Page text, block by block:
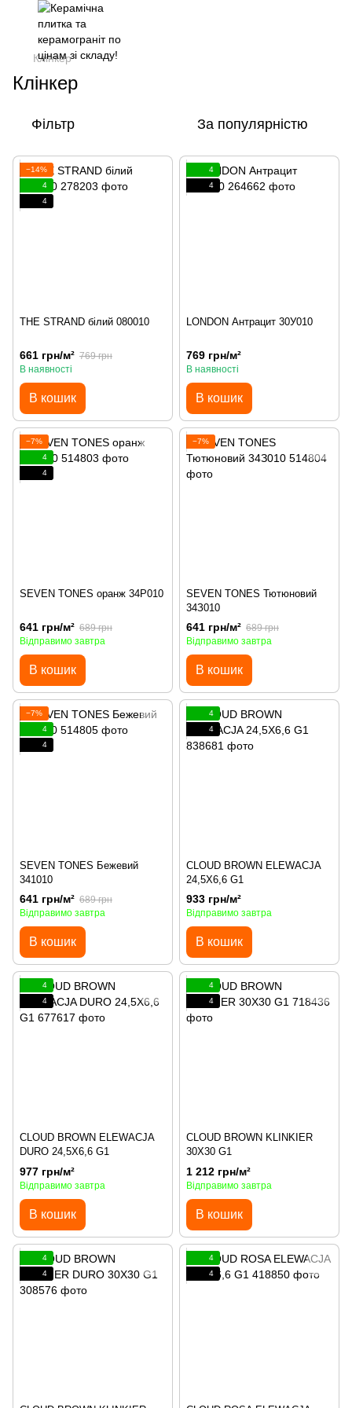
Клінкер
Клінкер
Фільтр За популярністю
−14%
4
4
THE STRAND білий 080010
661 грн/м² 769 грн
В наявності
В кошик
4
4
LONDON Антрацит 30У010
769 грн/м²
В наявності
В кошик
−7%
4
4
SEVEN TONES оранж 34Р010
641 грн/м² 689 грн
Відправимо завтра
В кошик
−7%
SEVEN TONES Тютюновий
34З010
641 грн/м² 689 грн
Відправимо завтра
В кошик
−7%
4
4
SEVEN TONES Бежевий
341010
641 грн/м² 689 грн
Відправимо завтра
В кошик
4
4
CLOUD BROWN ELEWACJA
24,5X6,6 G1
933 грн/м²
Відправимо завтра
В кошик
4
4
CLOUD BROWN ELEWACJA
DURO 24,5X6,6 G1
977 грн/м²
Відправимо завтра
В кошик
4
4
CLOUD BROWN KLINKIER
30X30 G1
1 212 грн/м²
Відправимо завтра
В кошик
4
4
4
4